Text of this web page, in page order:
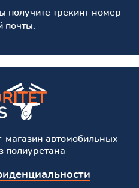
получите трекинг номер
почты.
автомобильных
полиуретана